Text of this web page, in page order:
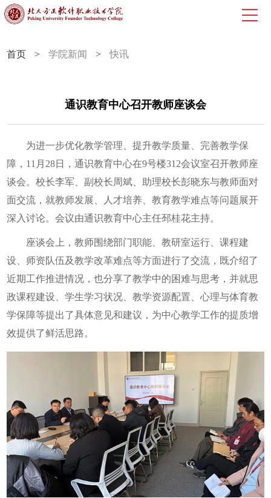
首页 > 学院新闻 > 快讯
通识教育中心召开教师座谈会
为进一步优化教学管理、提升教学质量、完善教学保
障，11月28日，通识教育中心在9号楼312会议室召开教师座
谈会。校长李军、副校长周斌、助理校长彭晓东与教师面对
面交流，就教师发展、人才培养、教育教学难点等问题展开
深入讨论。会议由通识教育中心主任邳桂花主持。
座谈会上，教师围绕部门职能、教研室运行、课程建
设、师资队伍及教学改革难点等方面进行了交流，既介绍了
近期工作推进情况，也分享了教学中的困难与思考，并就思
政课程建设、学生学习状况、教学资源配置、心理与体育教
学保障等提出了具体意见和建议，为中心教学工作的提质增
效提供了鲜活思路。